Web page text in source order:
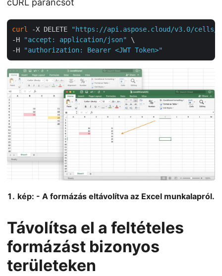
cURL parancsot
curl -X DELETE
"https://api.aspose.cloud/v3.0/cells/
-H
"accept: application/json"
\
-H
"authorization: Bearer <JWT Token>"
kép: - A formázás eltávolítva az Excel munkalapról.
Távolítsa el a feltételes
formázást bizonyos
területeken